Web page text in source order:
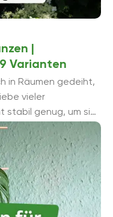
|
Varianten
in Räumen gedeiht,
vieler
stabil genug, um sich
...